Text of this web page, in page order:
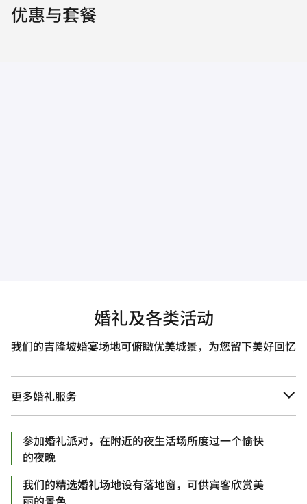
优惠与套餐
婚礼及各类活动
我们的吉隆坡婚宴场地可俯瞰优美城景，为您留下美好回忆
更多婚礼服务
参加婚礼派对，在附近的夜生活场所度过一个愉快
的夜晚
我们的精选婚礼场地设有落地窗，可供宾客欣赏美
丽的景色